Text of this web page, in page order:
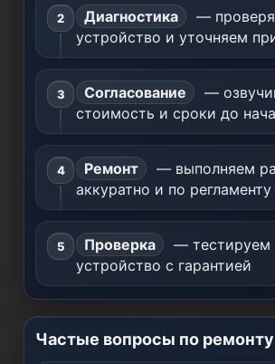
Диагностика
—
устройство и уточняем
Согласование
—
стоимость и сроки до
Ремонт
— выполняем
аккуратно и по регламенту
Проверка
— тестируем
устройство с гарантией
Частые вопросы по ремонту